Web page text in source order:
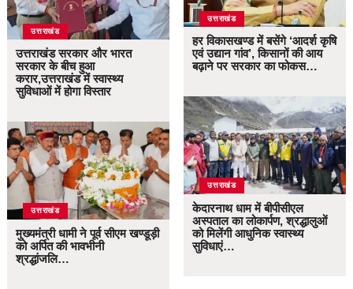
उत्तराखंड
उत्तराखंड सरकार और भारत
सरकार के बीच हुआ
करार,उत्तराखंड में स्वास्थ्य
सुविधाओं में होगा विस्तार
उत्तराखंड
मुख्यमंत्री धामी ने पूर्व सीएम खण्डूड़ी
को अर्पित की भावभीनी
श्रद्धांजलि…
उत्तराखंड
हर विकासखण्ड में बसेंगे ‘आदर्श कृषि
एवं उद्यान गांव’, किसानों की आय
बढ़ाने पर सरकार का फोकस…
उत्तराखंड
केदारनाथ धाम में बीपीसीएल
अस्पताल का लोकार्पण, श्रद्धालुओं
को मिलेंगी आधुनिक स्वास्थ्य
सुविधाएं…